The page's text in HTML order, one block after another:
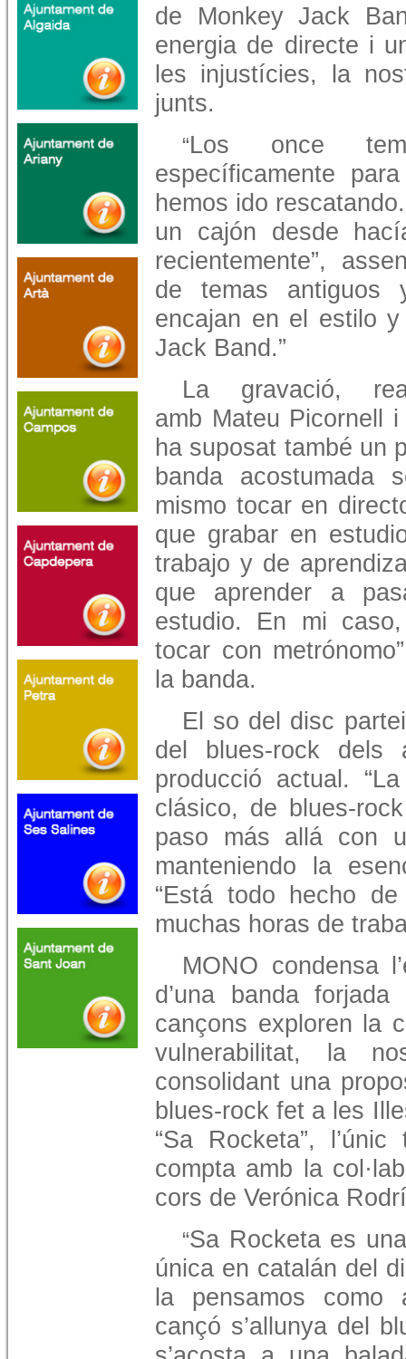
de Monkey Jack
energia de directe i
les injustícies, la
junts.
“Los once
específicamente
hemos ido
un cajón desde
recientemente”,
de temas antiguos
encajan en el estilo
Jack Band.”
La gravació,
amb Mateu Picornell
ha suposat també un
banda acostumada
mismo tocar en
que grabar en
trabajo y de
que aprender a
estudio. En mi
tocar con
la banda.
El so del disc
del blues-rock dels
producció actual.
clásico, de blues-
paso más allá con
manteniendo la
“Está todo hecho
muchas horas de
MONO condensa
d’una banda
cançons exploren la
vulnerabilitat, la
consolidant una
blues-rock fet a les
“Sa Rocketa”,
compta amb la
cors de Verónica
“Sa Rocketa es
única en catalán del
la pensamos como
cançó s’allunya del